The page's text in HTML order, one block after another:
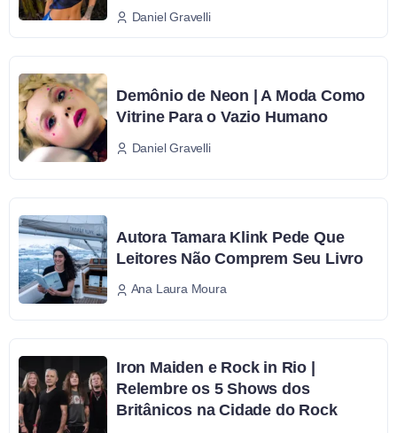
Daniel Gravelli
Demônio de Neon | A Moda Como
Vitrine Para o Vazio Humano
Daniel Gravelli
Autora Tamara Klink Pede Que
Leitores Não Comprem Seu Livro
Ana Laura Moura
Iron Maiden e Rock in Rio |
Relembre os 5 Shows dos
Britânicos na Cidade do Rock